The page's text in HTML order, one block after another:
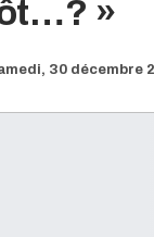
»
30 décembre